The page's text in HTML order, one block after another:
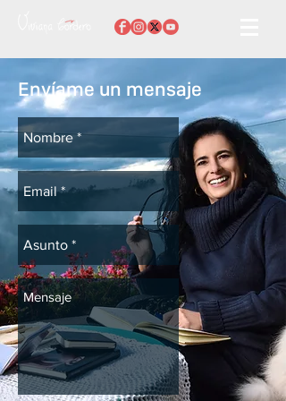
Envíame un mensaje